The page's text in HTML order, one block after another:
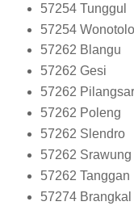
57254 Tunggul
57254 Wonotolo
57262 Blangu
57262 Gesi
57262
57262 Poleng
57262 Slendro
57262 Srawung
57262 Tanggan
57274 Brangkal